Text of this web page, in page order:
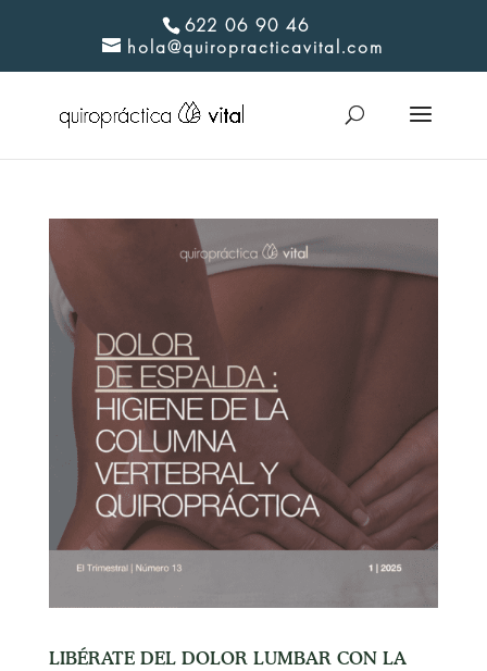
622 06 90 46
hola@quiropracticavital.com
LIBÉRATE DEL DOLOR LUMBAR CON LA